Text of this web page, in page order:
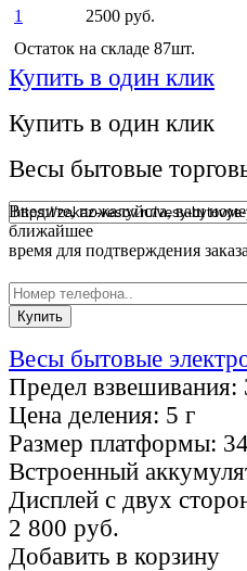
1
2500 руб.
Остаток на складе 87шт.
Купить в один клик
Купить в один клик
Весы бытовые
Введите, пожалуйста, ваш
ближайшее
время для подтверждения
Весы бытовые
Предел взвешивания:
Цена деления: 5 г
Размер платформы:
Встроенный
Дисплей с двух
2 800 руб.
Добавить в корзину